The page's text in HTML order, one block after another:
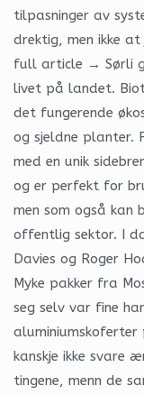
tilpasninger av
drektig, men ikke
full article → Sørli
livet på landet.
det fungerende
og sjeldne planter.
med en unik
og er perfekt for
men som også kan
offentlig sektor. I
Davies og Roger
Myke pakker fra
seg selv var fine
kanskje ikke svare
tingene, menn de